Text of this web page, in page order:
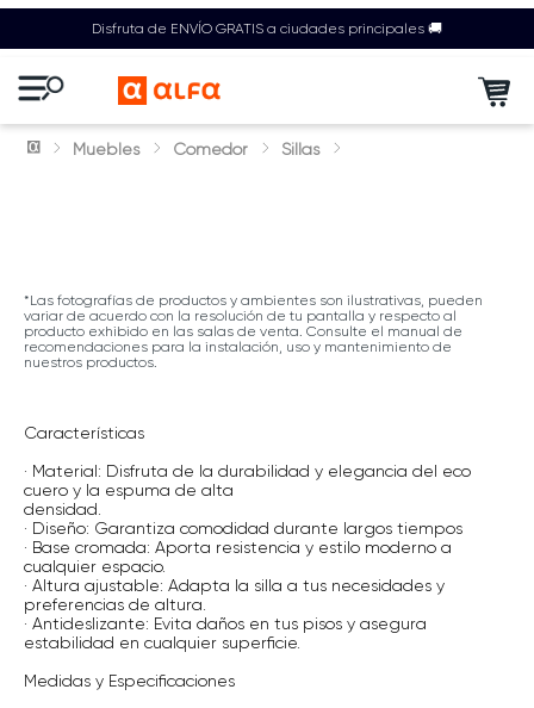
Disfruta de ENVÍO GRATIS a ciudades principales 🚚
Muebles Comedor Sillas
*Las fotografías de productos y ambientes son ilustrativas, pueden
variar de acuerdo con la resolución de tu pantalla y respecto al
producto exhibido en las salas de venta. Consulte el manual de
recomendaciones para la instalación, uso y mantenimiento de
nuestros productos.
Características
· Material: Disfruta de la durabilidad y elegancia del eco
cuero y la espuma de alta
densidad.
· Diseño: Garantiza comodidad durante largos tiempos
· Base cromada: Aporta resistencia y estilo moderno a
cualquier espacio.
· Altura ajustable: Adapta la silla a tus necesidades y
preferencias de altura.
· Antideslizante: Evita daños en tus pisos y asegura
estabilidad en cualquier superficie.
Medidas y Especificaciones